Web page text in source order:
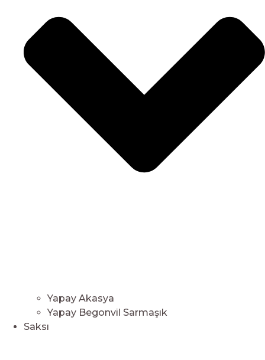
Yapay Akasya
Yapay Begonvil Sarmaşık
Saksı